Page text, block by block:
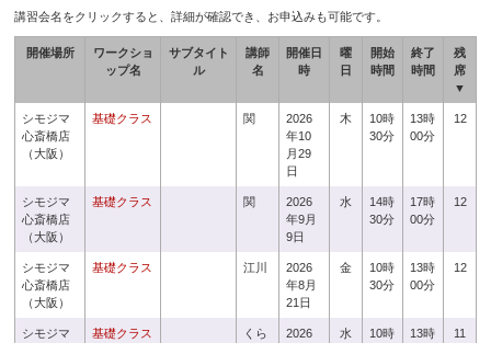
講習会名をクリックすると、詳細が確認でき、お申込みも可能です。
開催場所
ワークショ
ップ名
サブタイト
ル
講師
名
開催日
時
曜
日
開始
時間
終了
時間
残
席
▼
シモジマ
心斎橋店
（大阪）
基礎クラス 関
2026
年10
月29
日
木
10時
30分
13時
00分
12
シモジマ
心斎橋店
（大阪）
基礎クラス 関
2026
年9月
9日
水
14時
30分
17時
00分
12
シモジマ
心斎橋店
（大阪）
基礎クラス 江川
2026
年8月
21日
金
10時
30分
13時
00分
12
シモジマ
基礎クラス
くら
2026
水
10時
13時
11